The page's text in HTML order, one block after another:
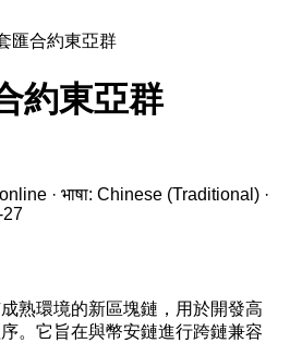
匯合約東亞群
約東亞群
· भाषा: Chinese (Traditional) ·
27
熟環境的新區塊鏈，用於開發高
。它旨在與幣安鏈進行跨鏈兼容